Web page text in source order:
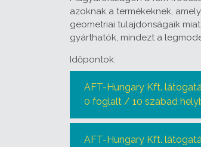
azoknak a termékeknek,
geometriai tulajdonságaik
gyárthatók, mindezt a
Időpontok:
AFT-Hungary Kft.
0 foglalt / 10 szabad
AFT-Hungary Kft.